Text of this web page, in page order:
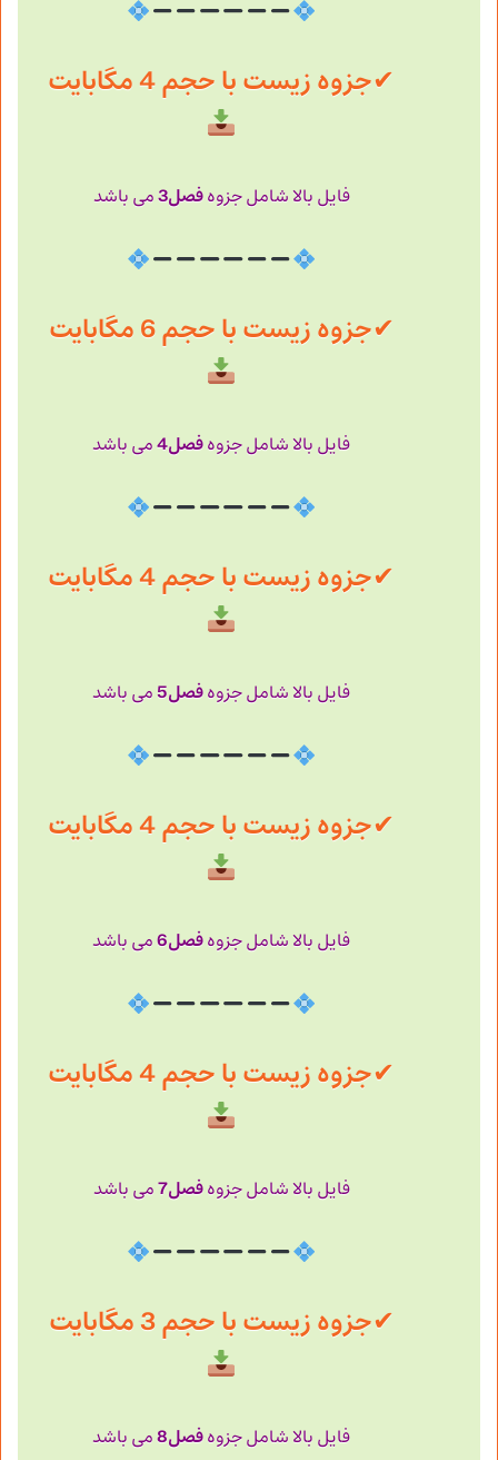
✔جزوه زیست با حجم 4 مگابایت
فایل بالا شامل جزوهفصل3 می باشد
✔جزوه زیست با حجم 6 مگابایت
فایل بالا شامل جزوهفصل4 می باشد
✔جزوه زیست با حجم 4 مگابایت
فایل بالا شامل جزوهفصل5 می باشد
✔جزوه زیست با حجم 4 مگابایت
فایل بالا شامل جزوهفصل6 می باشد
✔جزوه زیست با حجم 4 مگابایت
فایل بالا شامل جزوهفصل7 می باشد
✔جزوه زیست با حجم 3 مگابایت
فایل بالا شامل جزوهفصل8 می باشد